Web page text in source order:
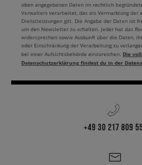
oben angegebenen Daten im rechtlich
Verwalters verarbeitet, das als Vermarktung der
Dienstleistungen gilt. Die Angabe der Daten ist
um den Newsletter zu erhalten. Jeder hat das
widersprechen sowie Auskunft über die Daten,
oder Einschränkung der Verarbeitung zu
bei einer Aufsichtsbehörde einzureichen. Die
Datenschutzerklärung findest du in der
+49 30 217 809